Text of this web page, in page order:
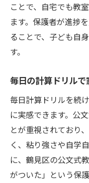
ことで、自宅でも教
ます。保護者が進捗
ることで、子ども自
す。
毎日の計算ドリル
毎日計算ドリルを続
に実感できます。公
とが重視されており
く、粘り強さや自学
に、鶴見区の公文式
がついた」という保